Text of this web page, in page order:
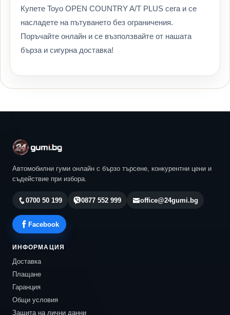
Купете Toyo OPEN COUNTRY A/T PLUS сега и се
насладете на пътуването без ограничения.
Поръчайте онлайн и се възползвайте от нашата
бърза и сигурна доставка!
Автомобилни гуми онлайн с бързо търсене, конкурентни цени и
съдействие при избора.
0700 50 199 0877 552 999 office@24gumi.bg
Facebook
ИНФОРМАЦИЯ
Доставка
Плащане
Гаранция
Общи условия
Защита на лични данни